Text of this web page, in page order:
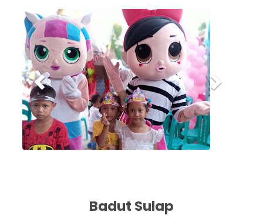
P
r
e
v
i
o
u
s
Badut Sulap